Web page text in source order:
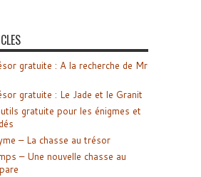
gratuite : A la recherche de Mr
gratuite : Le Jade et le Granit
gratuite pour les énigmes et
– La chasse au trésor
– Une nouvelle chasse au